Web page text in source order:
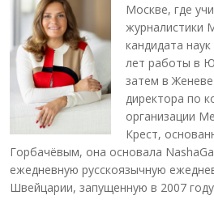
Москве, где
журналистики
кандидата
лет работы в
затем в
директора по
организации
Крест,
Горбачёвым, она основала
ежедневную русскоязычную
Швейцарии, запущенную в 2007